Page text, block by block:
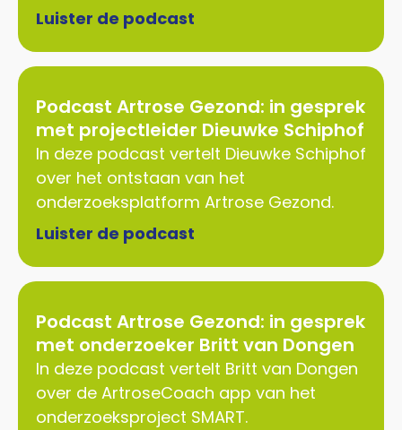
Luister de podcast
Podcast Artrose Gezond: in gesprek
met projectleider Dieuwke Schiphof
In deze podcast vertelt Dieuwke Schiphof
over het ontstaan van het
onderzoeksplatform Artrose Gezond.
Luister de podcast
Podcast Artrose Gezond: in gesprek
met onderzoeker Britt van Dongen
In deze podcast vertelt Britt van Dongen
over de ArtroseCoach app van het
onderzoeksproject SMART.